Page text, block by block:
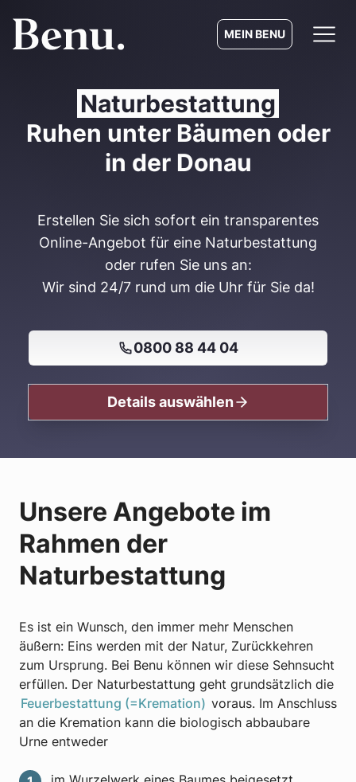
MEIN BENU
Naturbestattung
Ruhen unter Bäumen oder
in der Donau
Erstellen Sie sich sofort ein transparentes
Online-Angebot für eine Naturbestattung
oder rufen Sie uns an:
Wir sind 24/7 rund um die Uhr für Sie da!
0800 88 44 04
Details auswählen
Unsere Angebote im
Rahmen der
Naturbestattung
Es ist ein Wunsch, den immer mehr Menschen
äußern: Eins werden mit der Natur, Zurückkehren
zum Ursprung. Bei Benu können wir diese Sehnsucht
erfüllen. Der Naturbestattung geht grundsätzlich die
Feuerbestattung (=Kremation) voraus. Im Anschluss
an die Kremation kann die biologisch abbaubare
Urne entweder